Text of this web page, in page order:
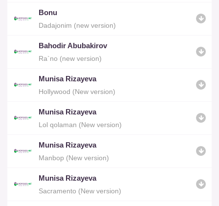
Bonu
Dadajonim (new version)
Bahodir Abubakirov
Ra`no (new version)
Munisa Rizayeva
Hollywood (New version)
Munisa Rizayeva
Lol qolaman (New version)
Munisa Rizayeva
Manbop (New version)
Munisa Rizayeva
Sacramento (New version)